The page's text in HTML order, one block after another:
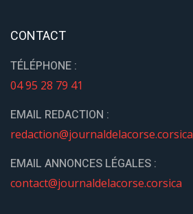
CONTACT
TÉLÉPHONE :
04 95 28 79 41
EMAIL REDACTION :
redaction@journaldelacorse.corsica
EMAIL ANNONCES LÉGALES :
contact@journaldelacorse.corsica